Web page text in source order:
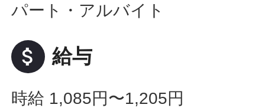
パート・アルバイト
attach_money 給与
時給 1,085円〜1,205円